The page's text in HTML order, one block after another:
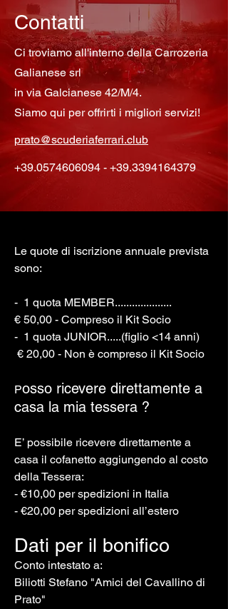
Contatti
Ci troviamo all'interno della Carrozeria
Galianese srl
in via Galcianese 42/M/4.
Siamo qui per offrirti i migliori servizi!
prato@scuderiaferrari.club
+39.0574606094 - +39.3394164379
Le quote di iscrizione annuale prevista
sono:
- 1 quota MEMBER....................
€ 50,00 - Compreso il Kit Socio
- 1 quota JUNIOR.....(figlio <14 anni)
€ 20,00 - Non è compreso il Kit Socio
Posso ricevere direttamente a
casa la mia tessera ?
E’ possibile ricevere direttamente a
casa il cofanetto aggiungendo al costo
della Tessera:
- €10,00 per spedizioni in Italia
- €20,00 per spedizioni all’estero
Dati per il bonifico
​​​Conto intestato a:
Biliotti Stefano "Amici del Cavallino di
Prato"